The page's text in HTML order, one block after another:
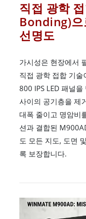
직접 광학
Bonding)으
선명도
가시성은 현장에서
직접 광학 접합 기
800 IPS LED 패널
사이의 공기층을 제
대폭 줄이고 명암비
션과 결합된
도 모든 지도, 도면
록 보장합니다.